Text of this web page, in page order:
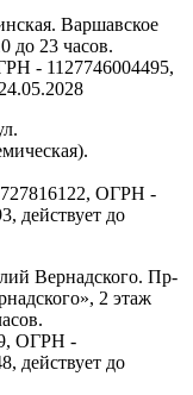
Варшавское
до 23 часов.
- 1127746004495,
ОГРН -
действует до
Вернадского. Пр-
2 этаж
ОГРН -
действует до